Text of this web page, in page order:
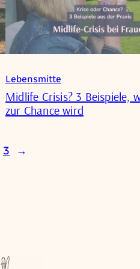
Lebensmitte
Midlife Crisis? 3 Beispiele,
zur Chance wird
3 →